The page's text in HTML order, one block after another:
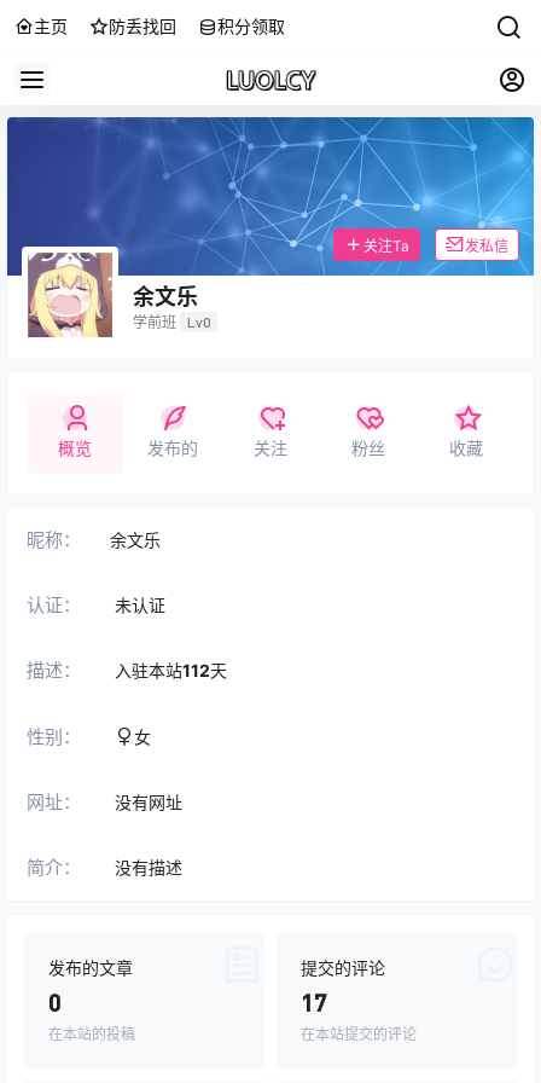
主页 防丢找回 积分领取
余文乐
学前班 Lv0
关注Ta 发私信
概览 发布的 关注 粉丝 收藏
昵称： 余文乐
认证： 未认证
描述： 入驻本站112天
性别： 女
网址： 没有网址
简介： 没有描述
发布的文章
0
在本站的投稿
提交的评论
17
在本站提交的评论